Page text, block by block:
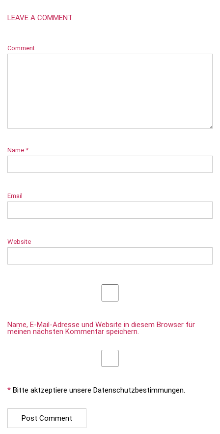
LEAVE A COMMENT
Comment
Name *
Email
Website
Name, E-Mail-Adresse und Website in diesem Browser für
meinen nächsten Kommentar speichern.
* Bitte aktzeptiere unsere Datenschutzbestimmungen.